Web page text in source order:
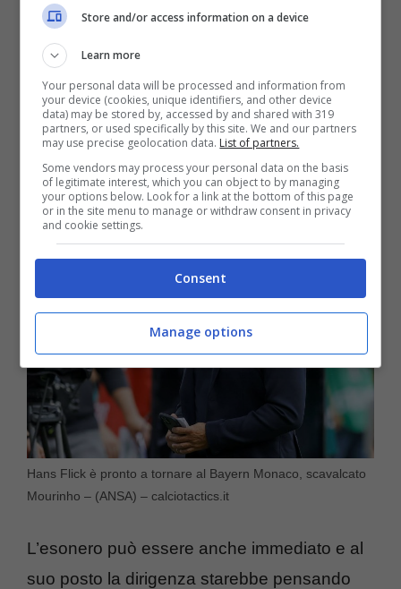
della Bundesliga, è arrivato anche il KO
contro la Lazio nell’andata degli ottavi di
finale di Champions League.Per Tuchel si
fa molto dura e sono diversi a chiedere
l’esonero dell’allenatore
, a partire dai tifosi
che hanno iniziato a contestare.
Hans Flick è pronto a tornare al Bayern Monaco, scavalcato
Mourinho – (ANSA) – calciotactics.it
L’esonero può essere anche immediato e al
suo posto la dirigenza starebbe pensando
Store and/or access information on a device
Learn more
Your personal data will be processed and information from
your device (cookies, unique identifiers, and other device
data) may be stored by, accessed by and shared with 319
partners, or used specifically by this site. We and our partners
may use precise geolocation data. List of partners.
Some vendors may process your personal data on the basis
of legitimate interest, which you can object to by managing
your options below. Look for a link at the bottom of this page
or in the site menu to manage or withdraw consent in privacy
and cookie settings.
Consent
Manage options